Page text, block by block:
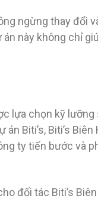
ngừng thay đổi
này không chỉ
lựa chọn kỹ
Biti’s, Biti’s
ty tiến bước và
đối tác Biti’s